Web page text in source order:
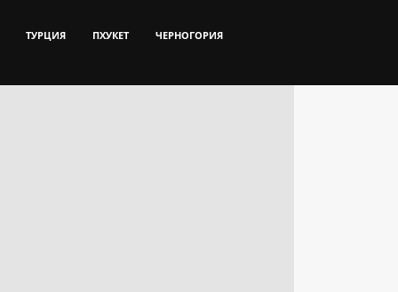
ТУРЦИЯ ПХУКЕТ ЧЕРНОГОРИЯ